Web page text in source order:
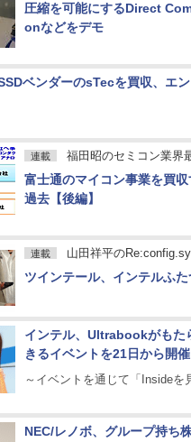
圧縮を可能にするDirect
onなどをデモ
ベンダーのsTecを買収、エ
連載 福田昭のセミコン業界
富士通のマイコン事業を買
過去【後編】
連載 山田祥平の
ツインテール、インテルふ
インテル、Ultrabookがもた
きるイベントを21日から開催
～イベントを通じて「Insideを
NEC/レノボ、グループ持ち